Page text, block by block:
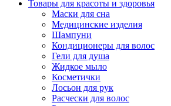
Товары для красоты и здоровья
Маски для сна
Медицинские изделия
Шампуни
Кондиционеры для волос
Гели для душа
Жидкое мыло
Косметички
Лосьон для рук
Расчески для волос